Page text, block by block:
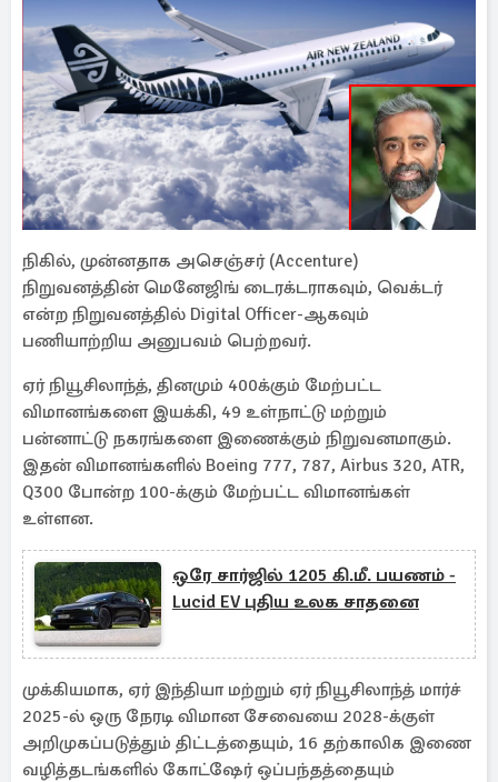
நிகில், முன்னதாக அசெஞ்சர் (Accenture)
நிறுவனத்தின் மெனேஜிங் டைரக்டராகவும், வெக்டர்
என்ற நிறுவனத்தில் Digital Officer-ஆகவும்
பணியாற்றிய அனுபவம் பெற்றவர்.
ஏர் நியூசிலாந்த், தினமும் 400க்கும் மேற்பட்ட
விமானங்களை இயக்கி, 49 உள்நாட்டு மற்றும்
பன்னாட்டு நகரங்களை இணைக்கும் நிறுவனமாகும்.
இதன் விமானங்களில் Boeing 777, 787, Airbus 320, ATR,
Q300 போன்ற 100-க்கும் மேற்பட்ட விமானங்கள்
உள்ளன.
ஒரே சார்ஜில் 1205 கி.மீ. பயணம் -
Lucid EV புதிய உலக சாதனை
முக்கியமாக, ஏர் இந்தியா மற்றும் ஏர் நியூசிலாந்த் மார்ச்
2025-ல் ஒரு நேரடி விமான சேவையை 2028-க்குள்
அறிமுகப்படுத்தும் திட்டத்தையும், 16 தற்காலிக இணை
வழித்தடங்களில் கோட்ஷேர் ஒப்பந்தத்தையும்